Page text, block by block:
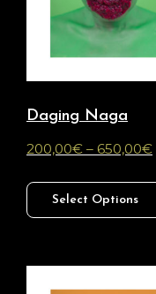
Daging Naga
200,00€ – 650,00€
Select Options